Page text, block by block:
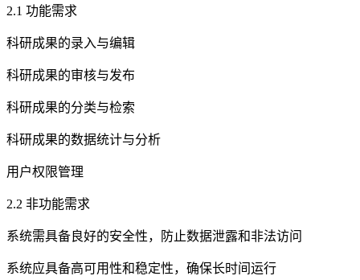
2.1 功能需求
科研成果的录入与编辑
科研成果的审核与发布
科研成果的分类与检索
科研成果的数据统计与分析
用户权限管理
2.2 非功能需求
系统需具备良好的安全性，防止数据泄露和非法访问
系统应具备高可用性和稳定性，确保长时间运行